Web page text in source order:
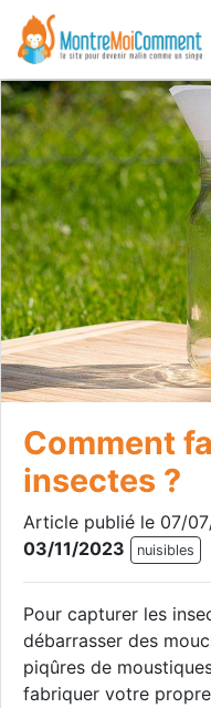
Comment
insectes ?
Article publié le 07/
03/11/2023
nuisibles
Pour capturer les
débarrasser des
piqûres de
fabriquer votre